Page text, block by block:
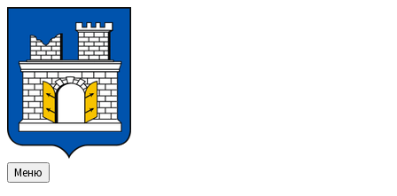
змісту
ліву
бічну
панель
праву
бічну
панель
нижнього
колонтитула
Меню